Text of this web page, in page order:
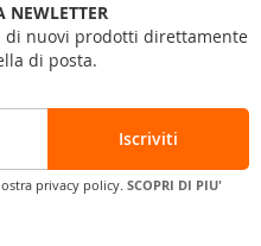
NEWLETTER
di nuovi prodotti direttamente
di posta.
Iscriviti
privacy policy. SCOPRI DI PIU'